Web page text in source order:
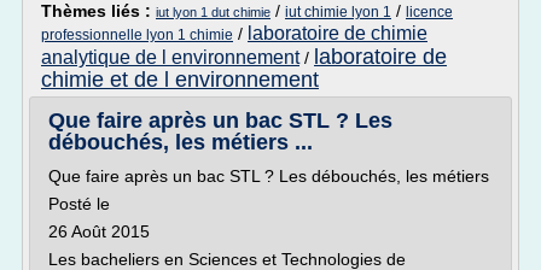
Thèmes liés : iut lyon 1 dut chimie / iut chimie lyon 1 / licence
professionnelle lyon 1 chimie / laboratoire de chimie
analytique de l environnement/ laboratoire de
chimie et de l environnement
Que faire après un bac STL ? Les
débouchés, les métiers ...
Que faire après un bac STL ? Les débouchés, les métiers
Posté le
26 Août 2015
Les bacheliers en Sciences et Technologies de